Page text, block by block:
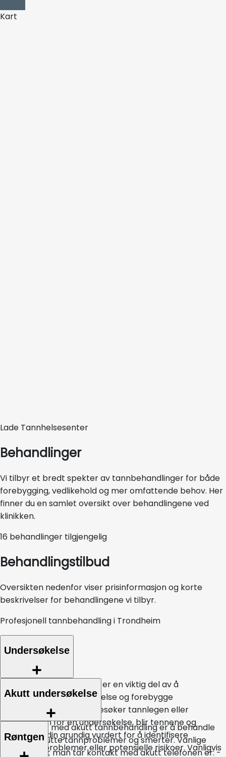
Kart
Lade Tannhelsesenter
Behandlinger
Vi tilbyr et bredt spekter av tannbehandlinger for både
forebygging, vedlikehold og mer omfattende behov. Her
finner du en samlet oversikt over behandlingene ved
klinikken.
16 behandlinger tilgjengelig
Behandlingstilbud
Oversikten nedenfor viser prisinformasjon og korte
beskrivelser for behandlingene vi tilbyr.
Profesjonell tannbehandling i Trondheim
Undersøkelse
En tannlegeundersøkelse er en viktig del av å
opprettholde god munnhelse og forebygge
tannproblemer. Når du besøker tannlegen eller
tannpleieren for en undersøkelse, blir tennene og
munnhulen din grundig vurdert for å identifisere
eventuelle problemer eller potensielle risikoer. Vanligvis
Akutt undersøkelse
Hovedmålet med akutt tannbehandling er å behandle
og lindre akutte tannproblemer og smerter. Vanlige
årsaker til at man tar kontakt med akutt telefonen er: -
Røntgen